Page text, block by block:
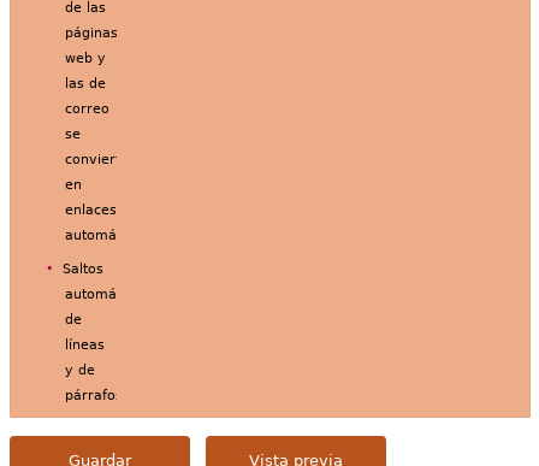
de las
páginas
web y
las de
correo
se
convierten
en
enlaces
automáticamente.
Saltos
automáticos
de
líneas
y de
párrafos.